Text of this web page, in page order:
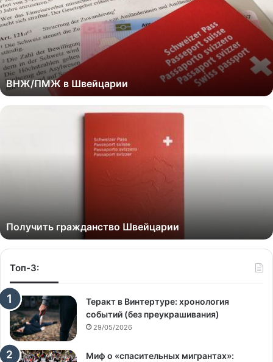
ВНЖ/ПМЖ в Швейцарии
Получить гражданство Швейцарии
Топ-3:
Теракт в Винтертуре: хронология
событий (без преукрашивания)
29/05/2026
Миф о «спасительных мигрантах»: